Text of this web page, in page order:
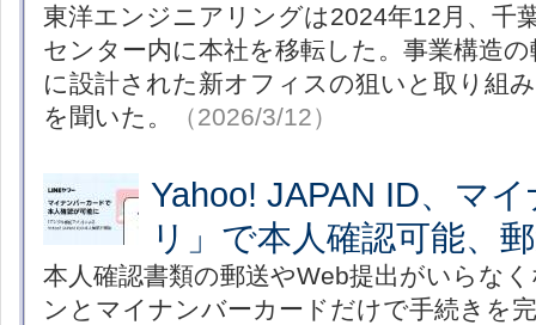
東洋エンジニアリングは2024年12月、千
センター内に本社を移転した。事業構造
に設計された新オフィスの狙いと取り組
を聞いた。
（2026/3/12）
Yahoo! JAPAN ID、マ
リ」で本人確認可能、
本人確認書類の郵送やWeb提出がいらな
ンとマイナンバーカードだけで手続きを